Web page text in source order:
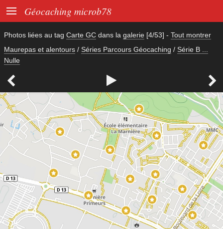
 Géocaching microb78
Photos liées au tag Carte GC dans la galerie [4/53] - Tout montrer
Maurepas et alentours / Séries Parcours Géocaching / Série B ...
Nulle
  